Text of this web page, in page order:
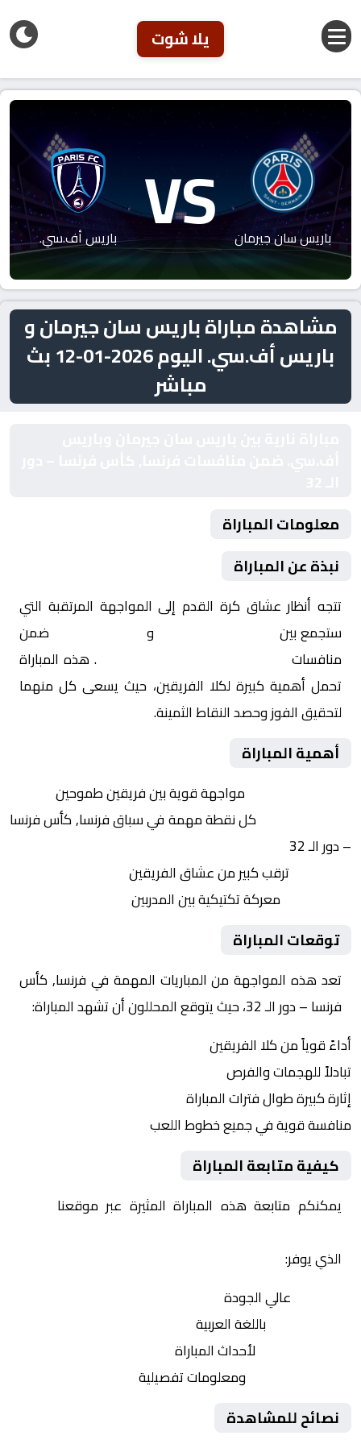
يلا شوت
باريس سان جيرمان VS باريس أف.سي.
مشاهدة مباراة باريس سان جيرمان و
باريس أف.سي. اليوم 2026-01-12 بث
مباشر
معلومات المباراة
نبذة عن المباراة
تتجه أنظار عشاق كرة القدم إلى المواجهة المرتقبة التي
ستجمع بين
و
ضمن
منافسات
. هذه المباراة
تحمل أهمية كبيرة لكلا الفريقين، حيث يسعى كل منهما
لتحقيق الفوز وحصد النقاط الثمينة.
أهمية المباراة
مواجهة قوية بين فريقين طموحين
كل نقطة مهمة في سباق فرنسا, كأس فرنسا
– دور الـ 32
ترقب كبير من عشاق الفريقين
معركة تكتيكية بين المدربين
توقعات المباراة
تعد هذه المواجهة من المباريات المهمة في فرنسا, كأس
فرنسا – دور الـ 32، حيث يتوقع المحللون أن تشهد المباراة:
أداءً قوياً من كلا الفريقين
تبادلاً للهجمات والفرص
إثارة كبيرة طوال فترات المباراة
منافسة قوية في جميع خطوط اللعب
كيفية متابعة المباراة
يمكنكم متابعة هذه المباراة المثيرة عبر موقعنا
الذي يوفر:
عالي الجودة
باللغة العربية
لأحداث المباراة
ومعلومات تفصيلية
نصائح للمشاهدة